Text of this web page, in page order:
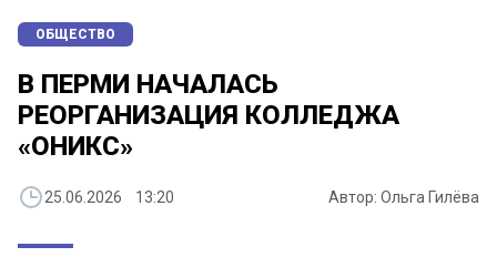
ОБЩЕСТВО
В ПЕРМИ НАЧАЛАСЬ
РЕОРГАНИЗАЦИЯ КОЛЛЕДЖА
«ОНИКС»
25.06.2026 13:20 Автор: Ольга Гилёва